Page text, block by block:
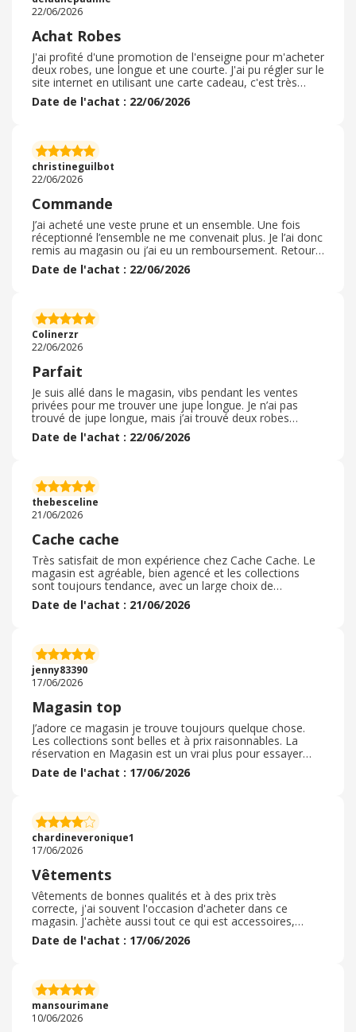
le début des soldes d’été 2026.
22/06/2026
Achat Robes
J'ai profité d'une promotion de l'enseigne pour m'acheter
deux robes, une longue et une courte. J'ai pu régler sur le
site internet en utilisant une carte cadeau, c'est très
facile à ajouter et utiliser. Petit plus chez Cache Cache
les robes longue 7 / 8 vont parfaitement aux personnes
prise en compte rapidement et la livraison s'est effectué
dans le respect du délai et de manière plutôt rapide.
Date de l'achat : 22/06/2026
christineguilbot
22/06/2026
Commande
J’ai acheté une veste prune et un ensemble. Une fois
réceptionné l’ensemble ne me convenait plus. Je l’ai donc
remis au magasin ou j’ai eu un remboursement. Retour
très satisfaisant avec une vendeuse fort agréable.
J’attends maintenant les soldes afin de pouvoir faire des
penses recommander via le site Internet et aller
chercher mes articles ce qui ne m’empêche pas de faire
un tour dans le magasin
Date de l'achat : 22/06/2026
Colinerzr
22/06/2026
Parfait
Je suis allé dans le magasin, vibs pendant les ventes
privées pour me trouver une jupe longue. Je n’ai pas
trouvé de jupe longue, mais j’ai trouvé deux robes
longues magnifiques. La vendeuse lors des essayages a
été super agréable et très professionnelle. L’expérience
promotion et en me le faisant payer à part. J’adore ce
magasin et je renouvelle l’expérience très rapidement
sans hésiter.
Date de l'achat : 22/06/2026
thebesceline
21/06/2026
Cache cache
Très satisfait de mon expérience chez Cache Cache. Le
magasin est agréable, bien agencé et les collections
sont toujours tendance, avec un large choix de
vêtements et d’accessoires pour différents styles et
occasions. J’apprécie particulièrement la qualité des
de découvrir régulièrement de nouvelles pièces. L’équipe
est accueillante, souriante et disponible pour conseiller
les clients avec professionnalisme. Les cabines
d’essayage sont propres et confortables, ce qui rend le
shopping encore plus agréable. Les promotions et offres
de fidélité sont également un vrai plus pour réaliser de
bonnes affaires. À chaque visite, je trouve facilement
des vêtements qui me plaisent et qui correspondent à
mes attentes. C’est une enseigne que je recommande
sans hésitation pour son choix, son ambiance
chaleureuse et la qualité de son service client.
Date de l'achat : 21/06/2026
jenny83390
17/06/2026
Magasin top
J’adore ce magasin je trouve toujours quelque chose.
Les collections sont belles et à prix raisonnables. La
réservation en Magasin est un vrai plus pour essayer
sans s’engager. Les vendeuses sont toujours de bons
conseils aussi. Même pour un cadeau offrir une carte
fais du shopping ou quand je dois chercher une pièce en
particulier à mettre dans mon dressing. Petit plus pour
les robes d’été que j’adore
Date de l'achat : 17/06/2026
chardineveronique1
17/06/2026
Vêtements
Vêtements de bonnes qualités et à des prix très
correcte, j'ai souvent l'occasion d'acheter dans ce
magasin. J'achète aussi tout ce qui est accessoires,
chaussures, tennis. Ainsi que des bijoux fantaisies.
J'aimerais qu'il elargisse leurs gammes de produits, à des
Dommage qu'il n'y est pas plus de magasin dans le 14.
Car le centre ville de Caen est très peu accessible, car
jamais de place de parking.
Date de l'achat : 17/06/2026
mansourimane
10/06/2026